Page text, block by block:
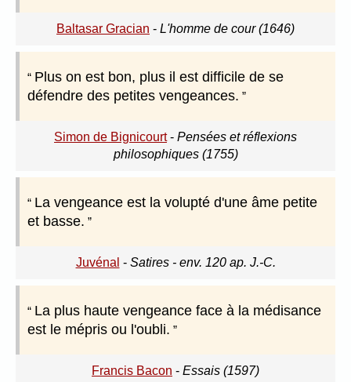
Baltasar Gracian - L'homme de cour (1646)
Plus on est bon, plus il est difficile de se
défendre des petites vengeances.
Simon de Bignicourt- Pensées et réflexions
philosophiques (1755)
La vengeance est la volupté d'une âme petite
et basse.
Juvénal - Satires - env. 120 ap. J.-C.
La plus haute vengeance face à la médisance
est le mépris ou l'oubli.
Francis Bacon - Essais (1597)